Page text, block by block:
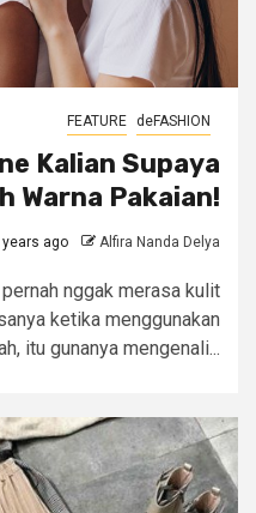
FEATURE deFASHION
Kalian Supaya
Warna Pakaian!
years ago Alfira Nanda Delya
nggak merasa kulit
ketika menggunakan
itu gunanya mengenali...